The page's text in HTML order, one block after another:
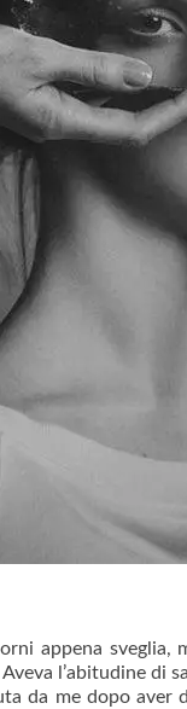
appena
l’abitudine di
da me dopo